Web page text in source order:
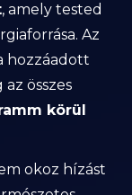
, amely tested
Az
hozzáadott
összes
körül
okoz hízást